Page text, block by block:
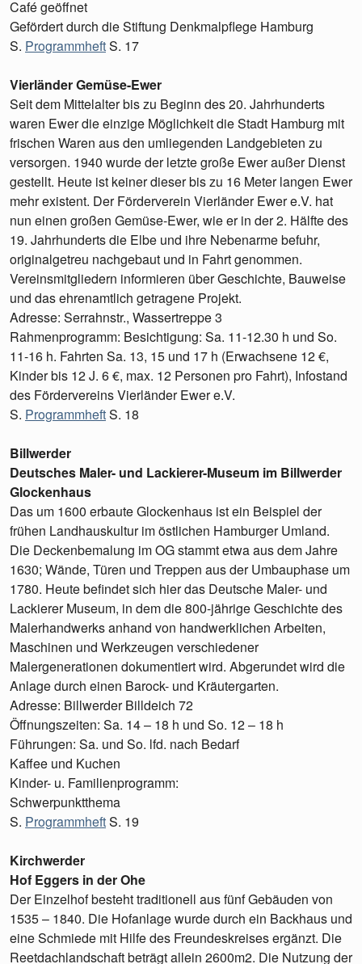
Café geöffnet
Gefördert durch die Stiftung Denkmalpflege Hamburg
S. ProgrammheftS. 17
Vierländer Gemüse-Ewer
Seit dem Mittelalter bis zu Beginn des 20. Jahrhunderts
waren Ewer die einzige Möglichkeit die Stadt Hamburg mit
frischen Waren aus den umliegenden Landgebieten zu
versorgen. 1940 wurde der letzte große Ewer außer Dienst
gestellt. Heute ist keiner dieser bis zu 16 Meter langen Ewer
mehr existent. Der Förderverein Vierländer Ewer e.V. hat
nun einen großen Gemüse-Ewer, wie er in der 2. Hälfte des
19. Jahrhunderts die Elbe und ihre Nebenarme befuhr,
originalgetreu nachgebaut und in Fahrt genommen.
Vereinsmitgliedern informieren über Geschichte, Bauweise
und das ehrenamtlich getragene Projekt.
Adresse: Serrahnstr., Wassertreppe 3
Rahmenprogramm: Besichtigung: Sa. 11-12.30 h und So.
11-16 h. Fahrten Sa. 13, 15 und 17 h (Erwachsene 12 €,
Kinder bis 12 J. 6 €, max. 12 Personen pro Fahrt), Infostand
des Fördervereins Vierländer Ewer e.V.
S. ProgrammheftS. 18
Billwerder
Deutsches Maler- und Lackierer-Museum im Billwerder
Glockenhaus
Das um 1600 erbaute Glockenhaus ist ein Beispiel der
frühen Landhauskultur im östlichen Hamburger Umland.
Die Deckenbemalung im OG stammt etwa aus dem Jahre
1630; Wände, Türen und Treppen aus der Umbauphase um
1780. Heute befindet sich hier das Deutsche Maler- und
Lackierer Museum, in dem die 800-jährige Geschichte des
Malerhandwerks anhand von handwerklichen Arbeiten,
Maschinen und Werkzeugen verschiedener
Malergenerationen dokumentiert wird. Abgerundet wird die
Anlage durch einen Barock- und Kräutergarten.
Adresse: Billwerder Billdeich 72
Öffnungszeiten: Sa. 14 – 18 h und So. 12 – 18 h
Führungen: Sa. und So. lfd. nach Bedarf
Kaffee und Kuchen
Kinder- u. Familienprogramm:
Schwerpunktthema
S. ProgrammheftS. 19
Kirchwerder
Hof Eggers in der Ohe
Der Einzelhof besteht traditionell aus fünf Gebäuden von
1535 – 1840. Die Hofanlage wurde durch ein Backhaus und
eine Schmiede mit Hilfe des Freundeskreises ergänzt. Die
Reetdachlandschaft beträgt allein 2600m2. Die Nutzung der